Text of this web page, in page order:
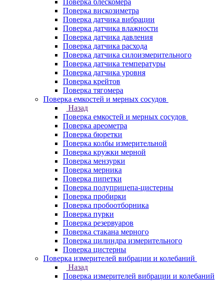
Поверка блескомера
Поверка вискозиметра
Поверка датчика вибрации
Поверка датчика влажности
Поверка датчика давления
Поверка датчика расхода
Поверка датчика силоизмерительного
Поверка датчика температуры
Поверка датчика уровня
Поверка крейтов
Поверка тягомера
Поверка емкостей и мерных сосудов
Назад
Поверка емкостей и мерных сосудов
Поверка ареометра
Поверка бюретки
Поверка колбы измерительной
Поверка кружки мерной
Поверка мензурки
Поверка мерника
Поверка пипетки
Поверка полуприцепа-цистерны
Поверка пробирки
Поверка пробоотборника
Поверка пурки
Поверка резервуаров
Поверка стакана мерного
Поверка цилиндра измерительного
Поверка цистерны
Поверка измерителей вибрации и колебаний
Назад
Поверка измерителей вибрации и колебаний